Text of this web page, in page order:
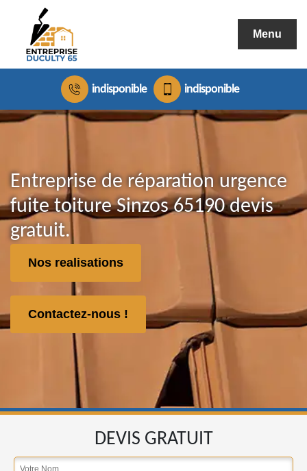
Menu
indisponible indisponible
Entreprise de réparation urgence
fuite toiture Sinzos 65190 devis
gratuit.
Nos realisations
Contactez-nous !
DEVIS GRATUIT